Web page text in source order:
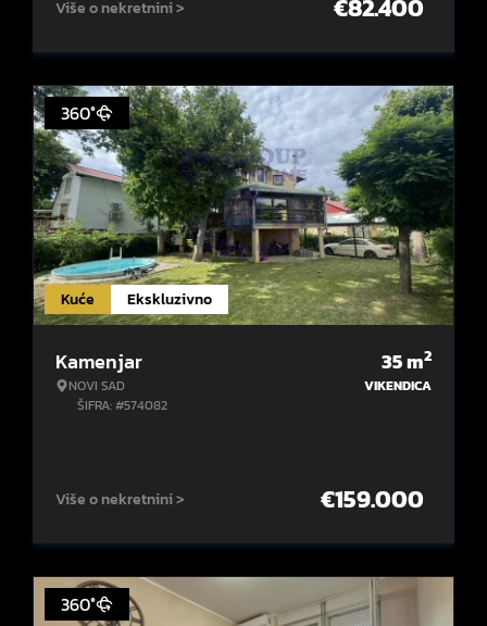
Više o nekretnini > €82.400
Kuće Ekskluzivno
360°
Kamenjar
NOVI SAD
ŠIFRA: #574082
35m2
VIKENDICA
Više o nekretnini > €159.000
360°